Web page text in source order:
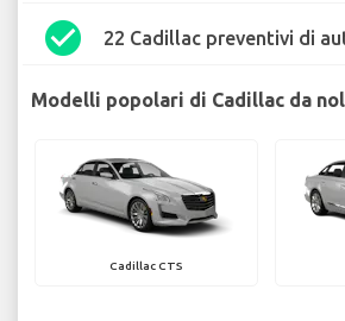
check_circle 22 Cadillac preventivi di
Modelli popolari di Cadillac da
Cadillac CTS